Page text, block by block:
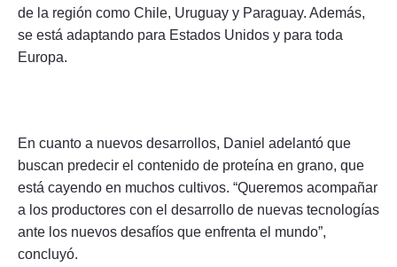
de la región como Chile, Uruguay y Paraguay. Además,
se está adaptando para Estados Unidos y para toda
Europa.
En cuanto a nuevos desarrollos, Daniel adelantó que
buscan predecir el contenido de proteína en grano, que
está cayendo en muchos cultivos. “Queremos acompañar
a los productores con el desarrollo de nuevas tecnologías
ante los nuevos desafíos que enfrenta el mundo”,
concluyó.